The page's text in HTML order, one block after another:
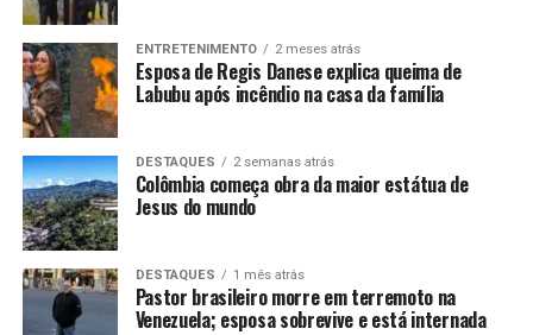
ENTRETENIMENTO 2 meses atrás
Esposa de Regis Danese explica queima de
Labubu após incêndio na casa da família
DESTAQUES 2 semanas atrás
Colômbia começa obra da maior estátua de
Jesus do mundo
DESTAQUES 1 mês atrás
Pastor brasileiro morre em terremoto na
Venezuela; esposa sobrevive e está internada